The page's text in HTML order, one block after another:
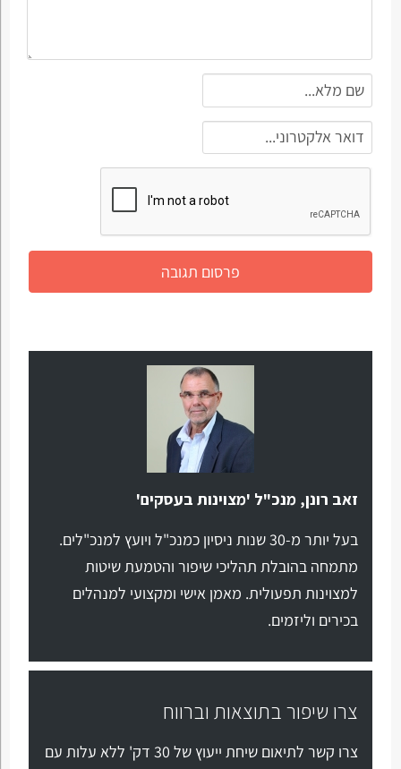
זאב רונן, מנכ"ל 'מצוינות בעסקים'
בעל יותר מ-30 שנות ניסיון כמנכ"ל ויועץ למנכ"לים.
מתמחה בהובלת תהליכי שיפור והטמעת שיטות
למצוינות תפעולית. מאמן אישי ומקצועי למנהלים
בכירים וליזמים.
צרו שיפור בתוצאות וברווח
צרו קשר לתיאום שיחת ייעוץ של 30 דק' ללא עלות עם